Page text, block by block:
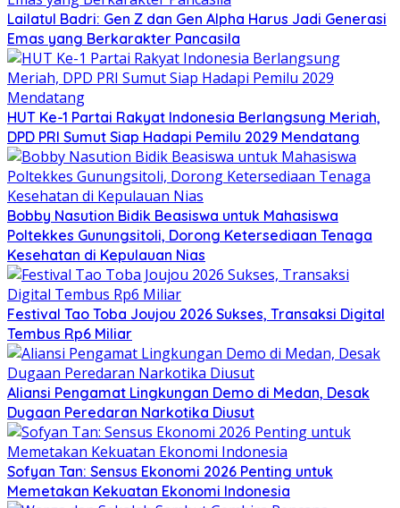
Lailatul Badri: Gen Z dan Gen Alpha Harus Jadi Generasi
Emas yang Berkarakter Pancasila
HUT Ke-1 Partai Rakyat Indonesia Berlangsung Meriah,
DPD PRI Sumut Siap Hadapi Pemilu 2029 Mendatang
Bobby Nasution Bidik Beasiswa untuk Mahasiswa
Poltekkes Gunungsitoli, Dorong Ketersediaan Tenaga
Kesehatan di Kepulauan Nias
Festival Tao Toba Joujou 2026 Sukses, Transaksi Digital
Tembus Rp6 Miliar
Aliansi Pengamat Lingkungan Demo di Medan, Desak
Dugaan Peredaran Narkotika Diusut
Sofyan Tan: Sensus Ekonomi 2026 Penting untuk
Memetakan Kekuatan Ekonomi Indonesia